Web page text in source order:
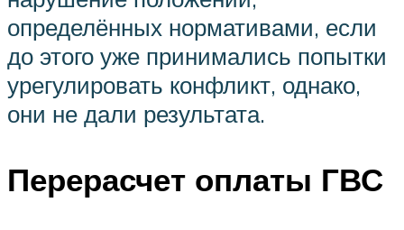
определённых нормативами, если
до этого уже принимались попытки
урегулировать конфликт, однако,
они не дали результата.
Перерасчет оплаты ГВС